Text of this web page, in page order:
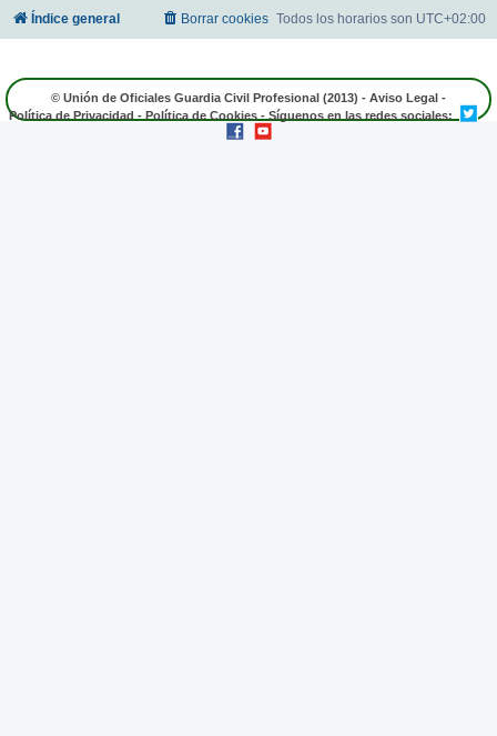
Índice general Todos los horarios son UTC+02:00
Borrar cookies
© Unión de Oficiales Guardia Civil Profesional (2013) - Aviso Legal -
Política de Privacidad - Política de Cookies - Síguenos en las redes sociales: